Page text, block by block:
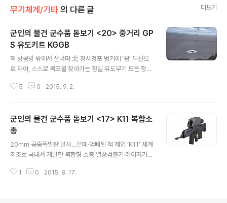
무기체계/기타 의 다른 글 더보기
군인의 물건 군수품 돋보기 <20> 중거리 GP
S 유도키트 KGGB
적 방공망 밖에서 산너머 北 장사정포 벙커에 ‘꽝’ 무선으
로 제어, 스스로 목표물 찾아가는 정밀 유도무기 모든 항공
된 KGGB가 목표지점에 명중하고 있다. 사진 제공=국방
는 정밀 스마트 유도무기로 만들어 주는 중거리 GPS 유도
키트 KGGB(Korean GPS Guided Bomb). 국방과학
연구소(ADD)가 주도하고 LIG넥스원 등이 참여해 국내 독
자기술로 개발된 KGGB는 적의 방공망 위협 밖에서 주·야
존성을 크게 향상시킨 것으로 평가받고 있다. 2007년 11
5 0 2015. 9. 2.
군인의 물건 군수품 돋보기 <17> K11 복합소
총
20㎜ 공중폭발탄 발사…은폐·엄폐된 적 제압 ‘K11’ 세계
최초로 국내서 개발한 복합형 소총 열상검출기·레이저거리
개발한 복합형 소총이다. K11은 5.56㎜탄과 20㎜공
1 0 2015. 8. 17.